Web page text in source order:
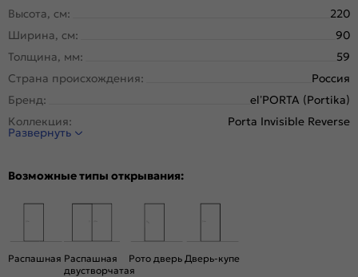
Высота, см:
220
Ширина, см:
90
Толщина, мм:
59
Страна происхождения:
Россия
Бренд:
el’PORTA (Portika)
Коллекция:
Porta Invisible Reverse
Стиль:
Конструкция двери:
Развернуть
Возможные типы открывания:
Распашная Распашная
двустворчатая
Рото дверь Дверь-купе